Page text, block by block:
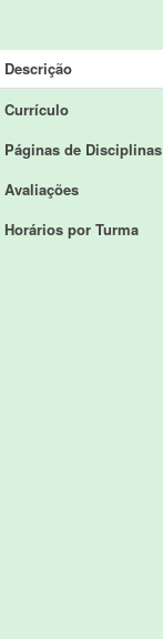
Descrição
Currículo
Páginas de Disciplinas
Avaliações
Horários por Turma